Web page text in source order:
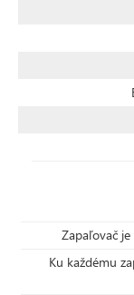
Zapaľovač
Ku každému